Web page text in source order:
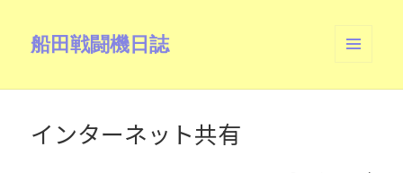
船田戦闘機日誌
ーとウ
インターネット共有